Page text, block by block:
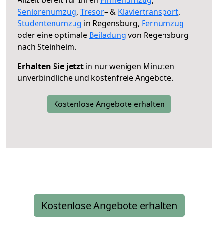
Seniorenumzug, Tresor– & Klaviertransport,
Studentenumzug in Regensburg, Fernumzug
oder eine optimale Beiladung von Regensburg
nach Steinheim.
Erhalten Sie jetzt in nur wenigen Minuten
unverbindliche und kostenfreie Angebote.
Kostenlose Angebote erhalten
Kostenlose Angebote erhalten